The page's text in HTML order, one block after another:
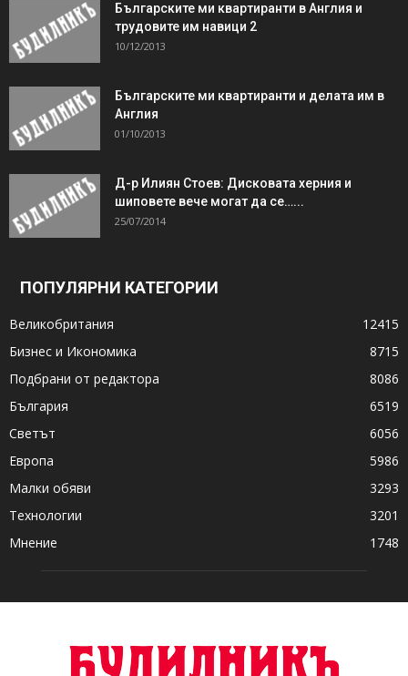
Българските ми квартиранти в Англия и
трудовите им навици 2
10/12/2013
Българските ми квартиранти и делата им в
Англия
01/10/2013
Д-р Илиян Стоев: Дисковата херния и
шиповете вече могат да се…...
25/07/2014
ПОПУЛЯРНИ КАТЕГОРИИ
Великобритания
12415
Бизнес и Икономика
8715
Подбрани от редактора
8086
България
6519
Светът
6056
Европа
5986
Малки обяви
3293
Технологии
3201
Мнение
1748